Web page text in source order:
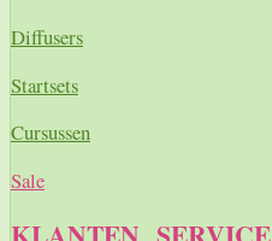
Diffusers
Startsets
Cursussen
Sale